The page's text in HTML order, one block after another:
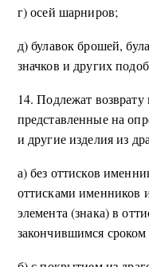
г) осей шарниров;
д) булавок брошей,
значков и других
14. Подлежат
представленные на
и другие изделия из
а) без оттисков
оттисками именников
элемента (знака) в
закончившимся сроком